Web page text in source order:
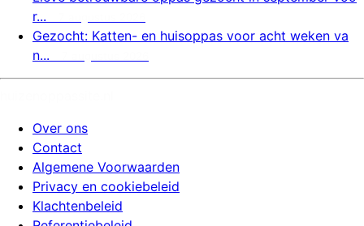
r...
Gezocht: Katten- en huisoppas voor acht weken va
n...
Over ons
Contact
Algemene Voorwaarden
Privacy en cookiebeleid
Klachtenbeleid